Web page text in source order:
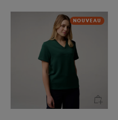
NOUVEAU